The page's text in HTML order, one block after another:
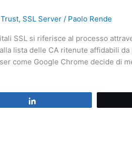
, SSL Server / Paolo Rende
SSL si riferisce al processo
lista delle CA ritenute affidabili
come Google Chrome decide di